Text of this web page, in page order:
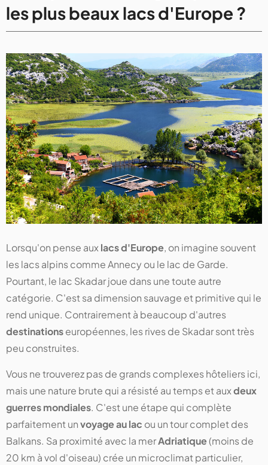
les plus beaux lacs d'Europe ?
Lorsqu'on pense auxlacs d'Europe, on imagine souvent
les lacs alpins comme Annecy ou le lac de Garde.
Pourtant, le lac Skadar joue dans une toute autre
catégorie. C'est sa dimension sauvage et primitive qui le
rend unique. Contrairement à beaucoup d'autres
destinationseuropéennes, les rives de Skadar sont très
peu construites.
Vous ne trouverez pas de grands complexes hôteliers ici,
mais une nature brute qui a résisté au temps et auxdeux
guerres mondiales. C'est une étape qui complète
parfaitement unvoyage au lac ou un tour complet des
Balkans. Sa proximité avec la merAdriatique(moins de
20 km à vol d'oiseau) crée un microclimat particulier,